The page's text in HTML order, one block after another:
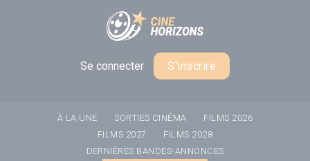
Se connecter S'inscrire
À LA UNE SORTIES CINÉMA
FILMS 2026
FILMS 2027
FILMS 2028
DERNIÈRES BANDES-ANNONCES
Panneau de gestion des cookies